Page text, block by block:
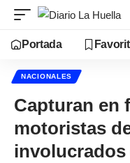
Portada
NACIONALES
Capturan en
motoristas
involucrados